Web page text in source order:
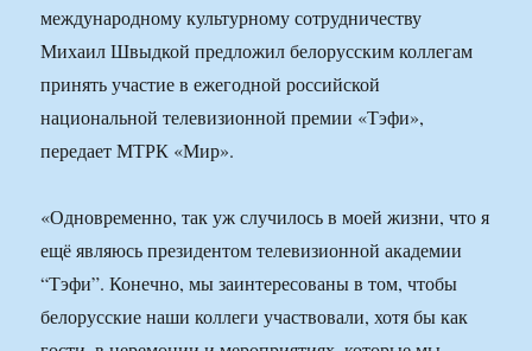
международному культурному сотрудничеству
Михаил Швыдкой предложил белорусским коллегам
принять участие в ежегодной российской
национальной телевизионной премии «Тэфи»,
передает МТРК «Мир».
«Одновременно, так уж случилось в моей жизни, что я
ещё являюсь президентом телевизионной академии
“Тэфи”. Конечно, мы заинтересованы в том, чтобы
белорусские наши коллеги участвовали, хотя бы как